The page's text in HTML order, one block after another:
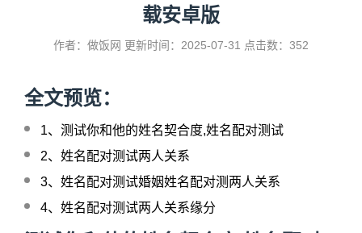
载安卓版
作者：做饭网 更新时间：2025-07-31 点击数：352
全文预览：
1、 测试你和他的姓名契合度,姓名配对测试
2、 姓名配对测试两人关系
3、 姓名配对测试婚姻姓名配对测两人关系
4、 姓名配对测试两人关系缘分